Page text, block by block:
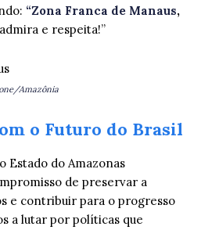
“Zona Franca de Manaus,
e respeita!”
Amazônia
o Futuro do Brasil
Estado do Amazonas
de preservar a
e contribuir para o progresso
a lutar por políticas que